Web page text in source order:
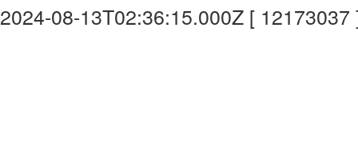
2024-08-13T02:36:15.000Z [ 12173037